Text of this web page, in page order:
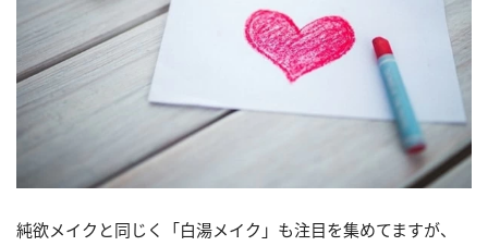
純欲メイクと同じく「白湯メイク」も注目を集めてますが、